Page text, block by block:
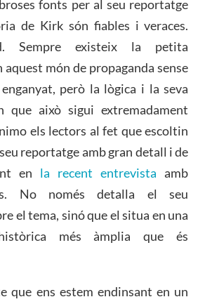
fonts per al seu reportatge
de Kirk són fiables i veraces.
Sempre existeix la petita
món de propaganda sense
però la lògica i la seva
que això sigui extremadament
els lectors al fet que escoltin
reportatge amb gran detall i de
en la recent entrevista amb
No només detalla el seu
el tema, sinó que el situa en una
més àmplia que és
que ens estem endinsant en un